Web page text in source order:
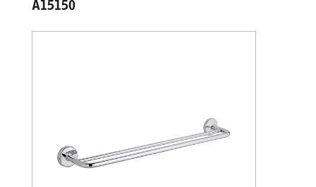
A15150